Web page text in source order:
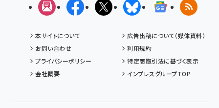
メルマガFacebookX(エックス)BlueskyGoogleニュ
RSS
本サイトについて
広告出稿について（媒体資料）
お問い合わせ
利用規約
プライバシーポリシー
特定商取引法に基づく表示
会社概要
インプレスグループTOP